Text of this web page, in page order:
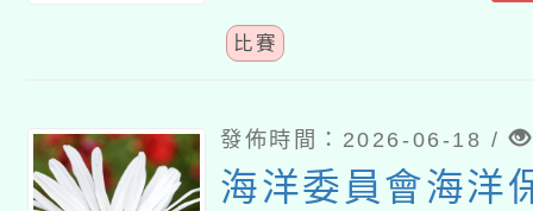
比賽
發佈時間：2026-06-18 /
海洋委員會海洋